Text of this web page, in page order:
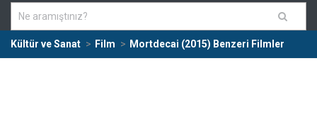
Kültür ve Sanat Film Mortdecai (2015) Benzeri Filmler